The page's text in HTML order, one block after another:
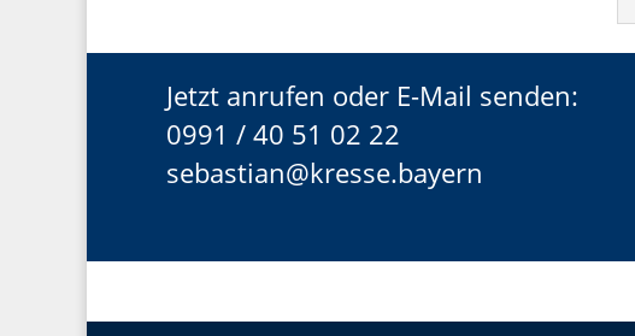
Jetzt anrufen oder E-Mail senden:
0991 / 40 51 02 22
sebastian@kresse.bayern